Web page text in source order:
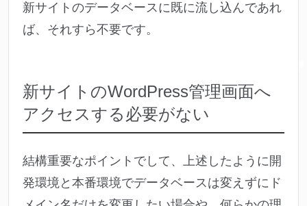
新サイトのデータベースに既に流し込んであれ
ば、それすら不要です。
新サイトのWordPress管理画面へ
アクセスする必要がない
結構重要なポイントでして、上述したように開
発環境と本番環境でデータベースは変えずにド